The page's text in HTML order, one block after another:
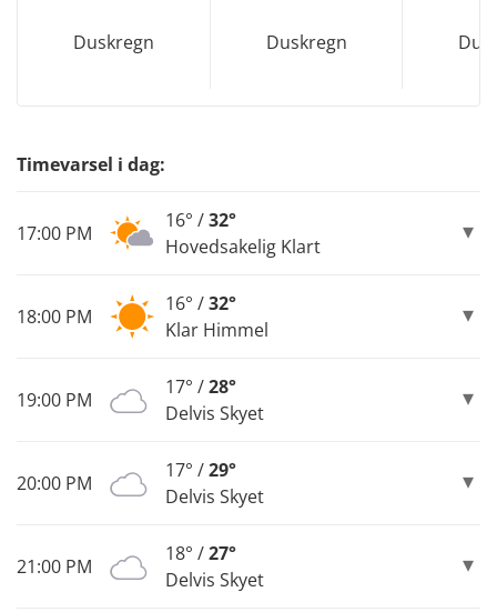
Duskregn Duskregn
Timevarsel i dag:
17:00 PM
16° /32°
Hovedsakelig Klart
18:00 PM
16° /32°
Klar Himmel
19:00 PM
17° /28°
Delvis Skyet
20:00 PM
17° /29°
Delvis Skyet
21:00 PM
18° /27°
Delvis Skyet